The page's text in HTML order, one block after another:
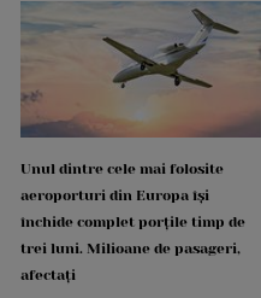
Unul dintre cele mai folosite
aeroporturi din Europa își
închide complet porțile timp de
trei luni. Milioane de pasageri,
afectați